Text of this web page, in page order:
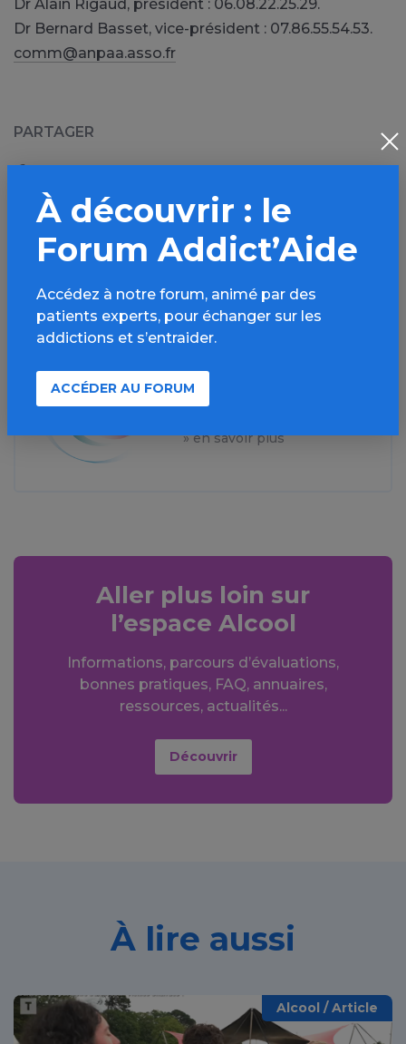
Dr Alain Rigaud, président : 06.08.22.25.29.
Dr Bernard Basset, vice-président : 07.86.55.54.53.
comm@anpaa.asso.fr
PARTAGER
LinkedIn Mail
SMS WhatsApp
Source de l'article :
» en savoir plus
Aller plus loin sur
l’espace Alcool
Informations, parcours d’évaluations,
bonnes pratiques, FAQ, annuaires,
ressources, actualités...
Découvrir
À lire aussi
Alcool / Article
À découvrir : le
Forum Addict’Aide
Accédez à notre forum, animé par des
patients experts, pour échanger sur les
addictions et s’entraider.
ACCÉDER AU FORUM